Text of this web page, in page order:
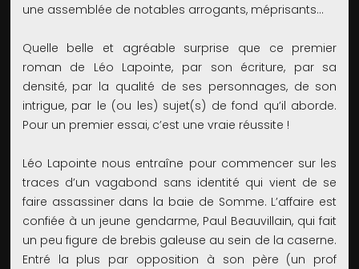
une assemblée de notables arrogants, méprisants...
Quelle belle et agréable surprise que ce premier
roman de Léo Lapointe, par son écriture, par sa
densité, par la qualité de ses personnages, de son
intrigue, par le (ou les) sujet(s) de fond qu’il aborde.
Pour un premier essai, c’est une vraie réussite !
Léo Lapointe nous entraîne pour commencer sur les
traces d’un vagabond sans identité qui vient de se
faire assassiner dans la baie de Somme. L’affaire est
confiée à un jeune gendarme, Paul Beauvillain, qui fait
un peu figure de brebis galeuse au sein de la caserne.
Entré la plus par opposition à son père (un prof